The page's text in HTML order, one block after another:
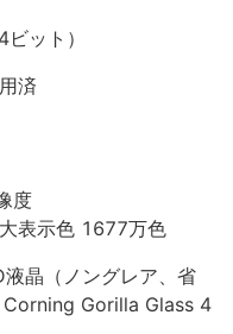
ット）
済
度
表示色 1677万色
液晶（ノングレア、省
Corning Gorilla Glass 4